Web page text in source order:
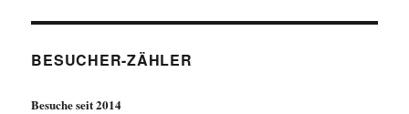
BESUCHER-ZÄHLER
Besuche seit 2014